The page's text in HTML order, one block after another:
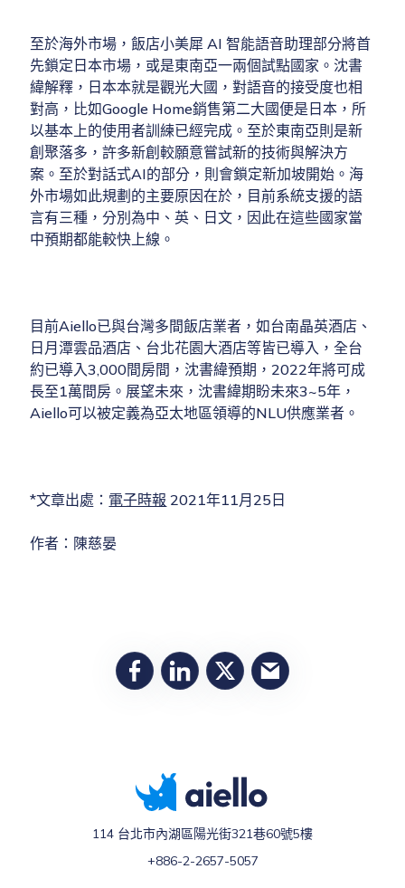
至於海外市場，飯店小美犀 AI 智能語音助理部分將首
先鎖定日本市場，或是東南亞一兩個試點國家。沈書
緯解釋，日本本就是觀光大國，對語音的接受度也相
對高，比如Google Home銷售第二大國便是日本，所
以基本上的使用者訓練已經完成。至於東南亞則是新
創聚落多，許多新創較願意嘗試新的技術與解決方
案。至於對話式AI的部分，則會鎖定新加坡開始。海
外市場如此規劃的主要原因在於，目前系統支援的語
言有三種，分別為中、英、日文，因此在這些國家當
中預期都能較快上線。
目前Aiello已與台灣多間飯店業者，如台南晶英酒店、
日月潭雲品酒店、台北花園大酒店等皆已導入，全台
約已導入3,000間房間，沈書緯預期，2022年將可成
長至1萬間房。展望未來，沈書緯期盼未來3~5年，
Aiello可以被定義為亞太地區領導的NLU供應業者。
*文章出處： 電子時報 2021年11月25日
作者：陳慈晏
114 台北市內湖區陽光街321巷60號5樓
+886-2-2657-5057